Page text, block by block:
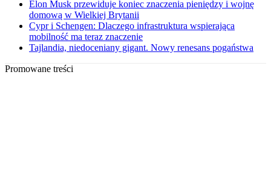
Elon Musk przewiduje koniec znaczenia pieniędzy i wojnę
domową w Wielkiej Brytanii
Cypr i Schengen: Dlaczego infrastruktura wspierająca
mobilność ma teraz znaczenie
Tajlandia, niedoceniany gigant. Nowy renesans pogaństwa
Promowane treści